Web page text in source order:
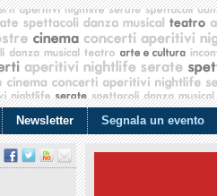
Newsletter Segnala un evento